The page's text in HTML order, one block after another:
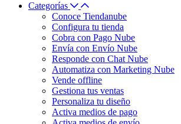
Categorías
Conoce Tiendanube
Configura tu tienda
Cobra con Pago Nube
Envía con Envío Nube
Responde con Chat Nube
Automatiza con Marketing Nube
Vende offline
Gestiona tus ventas
Personaliza tu diseño
Activa medios de pago